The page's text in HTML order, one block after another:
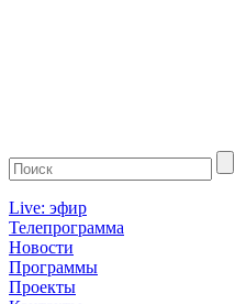
Live: эфир
Телепрограмма
Новости
Программы
Проекты